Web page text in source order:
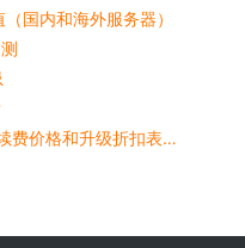
国内和海外服务器）
2024年阿里云服务器购买优惠、续费价格和升级折扣表整理